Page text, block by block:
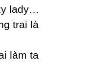
ladу…
trai là
làm ta